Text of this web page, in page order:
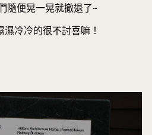
隨便晃一晃就撤退了~
冷冷的很不討喜嘛！